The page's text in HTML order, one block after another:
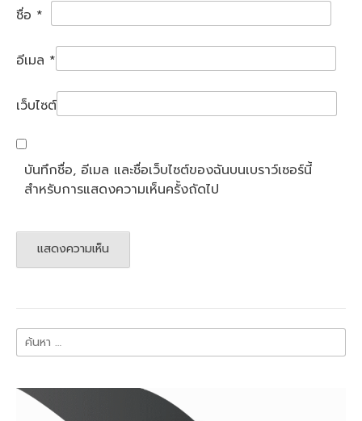
ชื่อ *
อีเมล *
เว็บไซต์
บันทึกชื่อ, อีเมล และชื่อเว็บไซต์ของฉันบนเบราว์เซอร์นี้
สำหรับการแสดงความเห็นครั้งถัดไป
ค้นหา
สำหรับ: